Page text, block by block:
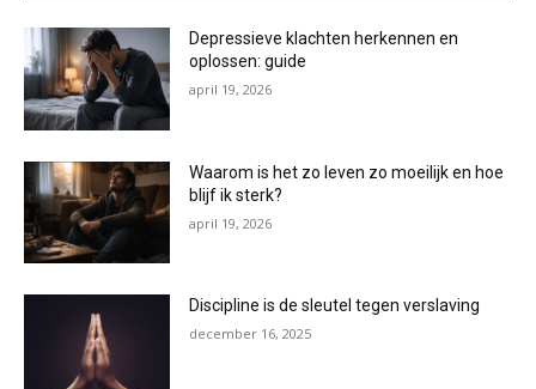
Depressieve klachten herkennen en
oplossen: guide
april 19, 2026
Waarom is het zo leven zo moeilijk en hoe
blijf ik sterk?
april 19, 2026
Discipline is de sleutel tegen verslaving
december 16, 2025